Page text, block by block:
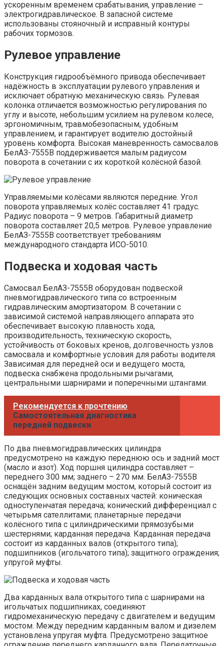
ускоренным временем срабатывания, управление –
электрогидравлическое. В запасной системе
использованы стояночный и исправный контуры
рабочих тормозов.
Рулевое управление
Конструкция гидрообъёмного привода обеспечивает
надёжность в эксплуатации рулевого управления и
исключает обратную механическую связь. Рулевая
колонка отличается возможностью регулирования по
углу и высоте, небольшим усилием на рулевом колесе,
эргономичным, травмобезопасным, удобным
управлением, и гарантирует водителю достойный
уровень комфорта. Высокая маневренность самосвалов
БелАЗ-7555В поддерживается малым радиусом
поворота в сочетании с их короткой колёсной базой.
Управляемыми колёсами являются передние. Угол
поворота управляемых колёс составляет 41 градус.
Радиус поворота – 9 метров. Габаритный диаметр
поворота составляет 20,5 метров. Рулевое управление
БелАЗ-7555В соответствует требованиям
международного стандарта ИСО-5010.
Подвеска и ходовая часть
Самосвал БелАЗ-7555В оборудован подвеской
пневмогидравлического типа со встроенным
гидравлическим амортизатором. В сочетании с
зависимой системой направляющего аппарата это
обеспечивает высокую плавность хода,
производительность, техническую скорость,
устойчивость от боковых кренов, долговечность узлов
самосвала и комфортные условия для работы водителя.
Зависимая для передней оси и ведущего моста,
подвеска снабжена продольными рычага­ми,
центральными шарнирами и поперечными штангами.
Рекомендуется к прочтению
Самостоятельная диагностика
передней подвески
По два пневмогидравлических цилиндра
предусмотрено на каждую переднюю ось и задний мост
(масло и азот). Ход поршня цилиндра составляет –
переднего 300 мм; заднего – 270 мм. БелАЗ-7555В
оснащён задним ведущим мостом, который состоит из
следующих основных составных частей: коническая
одноступенчатая передача; конический дифференциал с
четырьмя сателлитами; планетарные передачи
колёсного типа с цилиндрическими прямозубыми
шестернями; карданная передача. Карданная передача
состоит из карданных валов (открытого типа);
подшипников (игольчатого типа); защитного ограждения;
упругой муфты.
Два карданных вала открытого типа с шарнирами на
игольчатых подшипниках, соединяют
гидромеханическую передачу с двигателем и ведущим
мостом. Между передним карданным валом и дизелем
установлена упругая муфта. Предусмотрено защитное